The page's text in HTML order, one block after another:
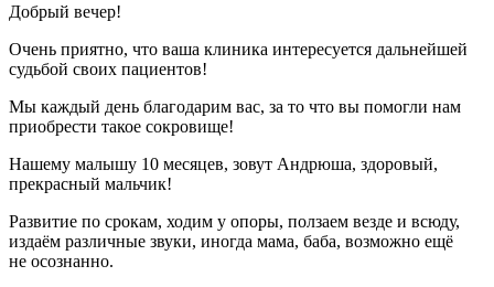
Добрый вечер!
Очень приятно, что ваша клиника интересуется дальнейшей
судьбой своих пациентов!
Мы каждый день благодарим вас, за то что вы помогли нам
приобрести такое сокровище!
Нашему малышу 10 месяцев, зовут Андрюша, здоровый,
прекрасный мальчик!
Развитие по срокам, ходим у опоры, ползаем везде и всюду,
издаём различные звуки, иногда мама, баба, возможно ещё
не осознанно.